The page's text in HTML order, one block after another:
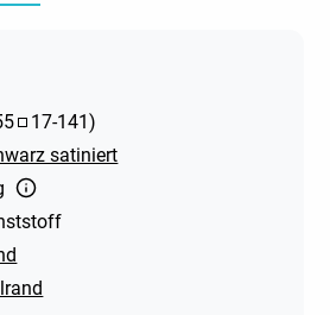
17-141)
satiniert